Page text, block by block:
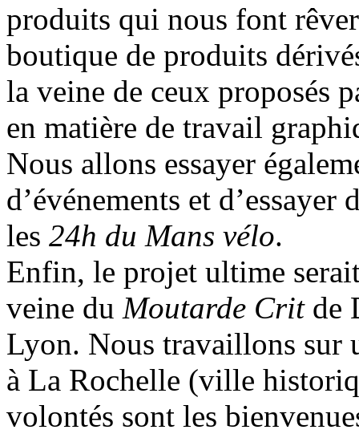
produits qui nous font
boutique de produits
la veine de ceux proposés
en matière de travail
Nous allons essayer
d’événements et
les 24h du Mans vélo.
Enfin, le projet ultime
veine du Moutarde Critde
Lyon. Nous travaillons sur
à La Rochelle (ville
volontés sont les